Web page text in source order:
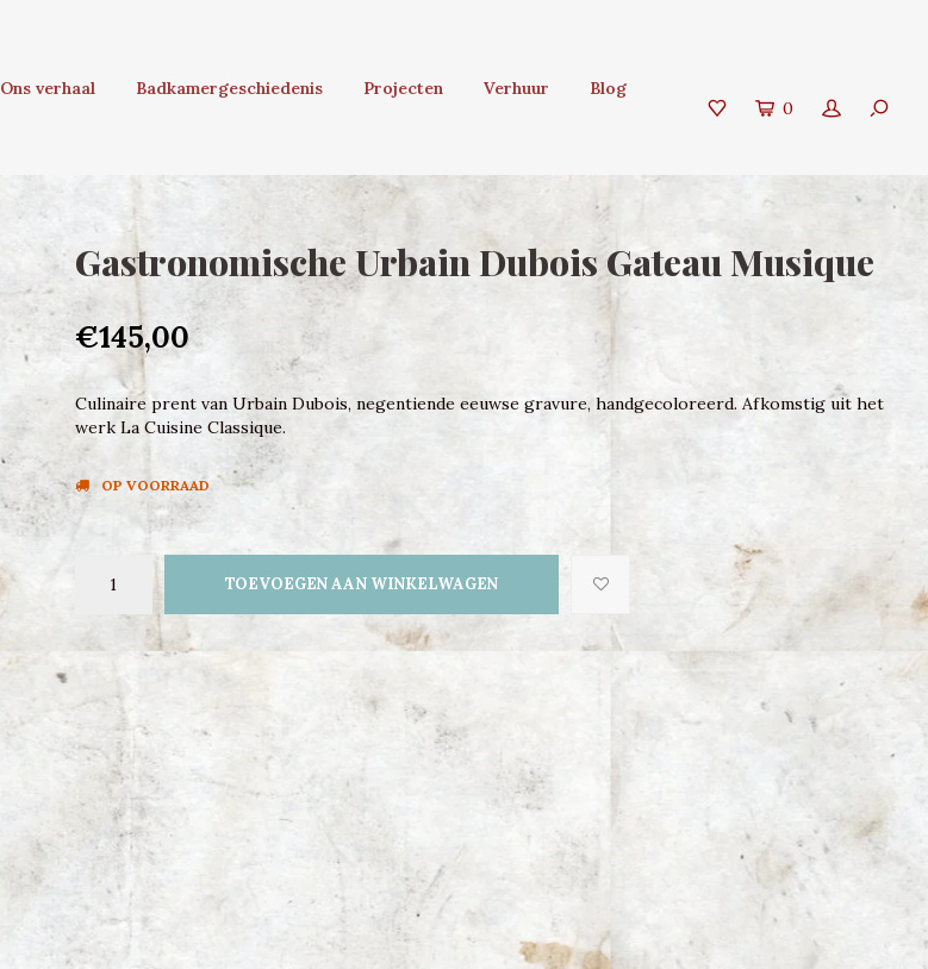
Ons verhaal Badkamergeschiedenis Projecten Verhuur
Blog
0
Gastronomische Urbain Dubois Gateau Musique
€145,00
Culinaire prent van Urbain Dubois, negentiende eeuwse gravure, handgecoloreerd. Afkomstig uit het
werk La Cuisine Classique.
OP VOORRAAD
TOEVOEGEN AAN WINKELWAGEN